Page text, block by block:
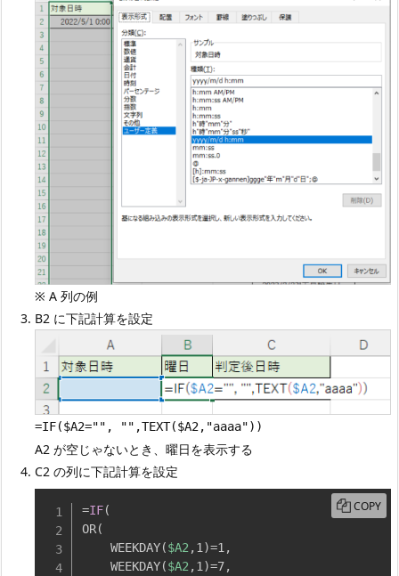
※ A 列の例
B2 に下記計算を設定
=IF($A2="", "",TEXT($A2,"aaaa"))
A2 が空じゃないとき、曜日を表示する
C2 の列に下記計算を設定
=IF(
OR(
    WEEKDAY
($A2 ,1 )=1 ,
    WEEKDAY
($A2 ,1 )=7,
COPY